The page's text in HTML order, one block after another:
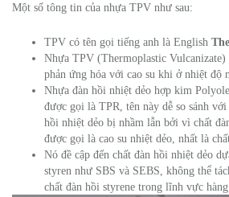
Một số tông tin của nhựa TPV như sau:
TPV có tên gọi tiếng anh là English
Nhựa TPV (Thermoplastic Vulcanizate)
phản ứng hóa với cao su khi ở nhiệt độ
Nhựa đàn hồi nhiệt dẻo hợp kim
được gọi là TPR, tên này dễ so sánh
hồi nhiệt dẻo bị nhầm lẫn bởi vì chất
được gọi là cao su nhiệt dẻo, nhất là
Nó đề cập đến chất đàn hồi nhiệt dẻo
styren như SBS và SEBS, không thể
chất đàn hồi styrene trong lĩnh vực